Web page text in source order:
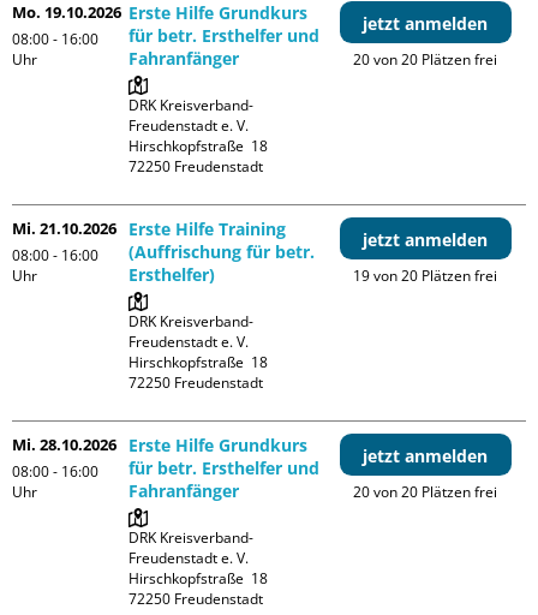
Mo. 19.10.2026
08:00 - 16:00
Uhr
Erste Hilfe Grundkurs
für betr. Ersthelfer und
Fahranfänger
DRK Kreisverband-
Freudenstadt e. V.
Hirschkopfstraße  18
jetzt anmelden
20 von 20 Plätzen frei
Mi. 21.10.2026
08:00 - 16:00
Uhr
Erste Hilfe Training
(Auffrischung für betr.
Ersthelfer)
DRK Kreisverband-
Freudenstadt e. V.
Hirschkopfstraße  18
jetzt anmelden
19 von 20 Plätzen frei
Mi. 28.10.2026
08:00 - 16:00
Uhr
Erste Hilfe Grundkurs
für betr. Ersthelfer und
Fahranfänger
DRK Kreisverband-
Freudenstadt e. V.
Hirschkopfstraße  18
jetzt anmelden
20 von 20 Plätzen frei